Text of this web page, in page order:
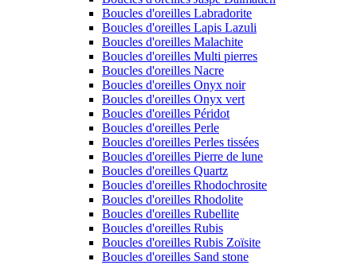
Boucles d'oreilles Labradorite
Boucles d'oreilles Lapis Lazuli
Boucles d'oreilles Malachite
Boucles d'oreilles Multi pierres
Boucles d'oreilles Nacre
Boucles d'oreilles Onyx noir
Boucles d'oreilles Onyx vert
Boucles d'oreilles Péridot
Boucles d'oreilles Perle
Boucles d'oreilles Perles tissées
Boucles d'oreilles Pierre de lune
Boucles d'oreilles Quartz
Boucles d'oreilles Rhodochrosite
Boucles d'oreilles Rhodolite
Boucles d'oreilles Rubellite
Boucles d'oreilles Rubis
Boucles d'oreilles Rubis Zoïsite
Boucles d'oreilles Sand stone